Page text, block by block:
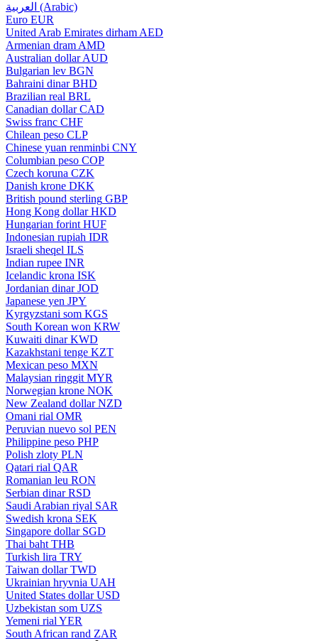
العربية (Arabic)
Euro EUR
United Arab Emirates dirham AED
Armenian dram AMD
Australian dollar AUD
Bulgarian lev BGN
Bahraini dinar BHD
Brazilian real BRL
Canadian dollar CAD
Swiss franc CHF
Chilean peso CLP
Chinese yuan renminbi CNY
Columbian peso COP
Czech koruna CZK
Danish krone DKK
British pound sterling GBP
Hong Kong dollar HKD
Hungarian forint HUF
Indonesian rupiah IDR
Israeli sheqel ILS
Indian rupee INR
Icelandic krona ISK
Jordanian dinar JOD
Japanese yen JPY
Kyrgyzstani som KGS
South Korean won KRW
Kuwaiti dinar KWD
Kazakhstani tenge KZT
Mexican peso MXN
Malaysian ringgit MYR
Norwegian krone NOK
New Zealand dollar NZD
Omani rial OMR
Peruvian nuevo sol PEN
Philippine peso PHP
Polish zloty PLN
Qatari rial QAR
Romanian leu RON
Serbian dinar RSD
Saudi Arabian riyal SAR
Swedish krona SEK
Singapore dollar SGD
Thai baht THB
Turkish lira TRY
Taiwan dollar TWD
Ukrainian hryvnia UAH
United States dollar USD
Uzbekistan som UZS
Yemeni rial YER
South African rand ZAR